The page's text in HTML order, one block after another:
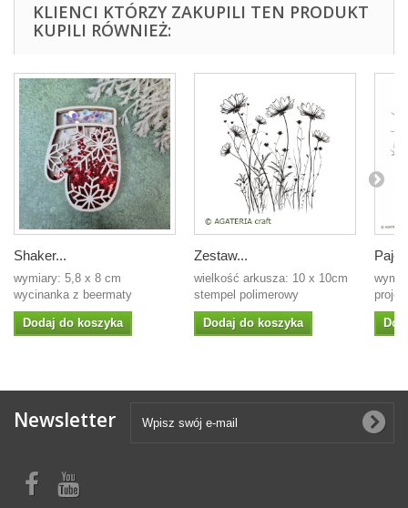
KLIENCI KTÓRZY ZAKUPILI TEN PRODUKT
KUPILI RÓWNIEŻ:
Shaker...
wymiary: 5,8 x 8 cm
wycinanka z beermaty
Dodaj do koszyka
Zestaw...
wielkość arkusza: 10 x 10cm
stempel polimerowy
Dodaj do koszyka
Newsletter